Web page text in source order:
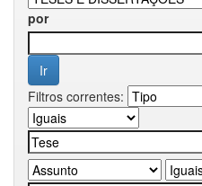
por
Filtros correntes: